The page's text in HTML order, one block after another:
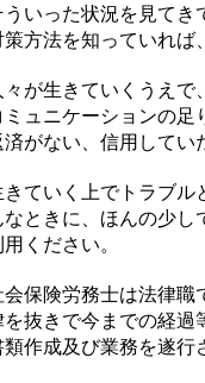
ういった状況を見てき
策方法を知っていれば
々が生きていくうえで
ミュニケーションの
済がない、信用してい
きていく上でトラブル
なときに、ほんの少
ください。
会保険労務士は法律職
を抜きで今までの経過
類作成及び業務を遂行